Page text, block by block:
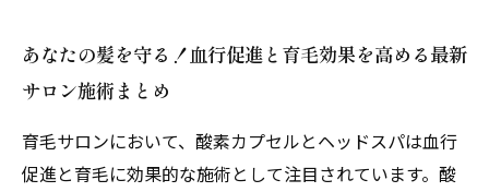
あなたの髪を守る！血行促進と育毛効果を高める最新
サロン施術まとめ
育毛サロンにおいて、酸素カプセルとヘッドスパは血行
促進と育毛に効果的な施術として注目されています。酸